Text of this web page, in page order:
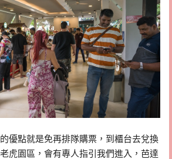
優點就是免再排隊購票，到櫃台去兌換
虎園區，會有專人指引我們進入，芭達